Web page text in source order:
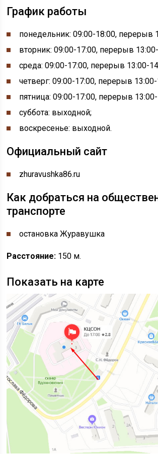
График работы
понедельник:09:00-18:00, перерыв
вторник: 09:00-17:00, перерыв
среда: 09:00-17:00, перерыв 13:00-
четверг: 09:00-17:00, перерыв
пятница: 09:00-17:00, перерыв
суббота: выходной;
воскресенье: выходной.
Официальный сайт
zhuravushka86.ru
Как добраться на
транспорте
остановка Журавушка
Расстояние: 150 м.
Показать на карте